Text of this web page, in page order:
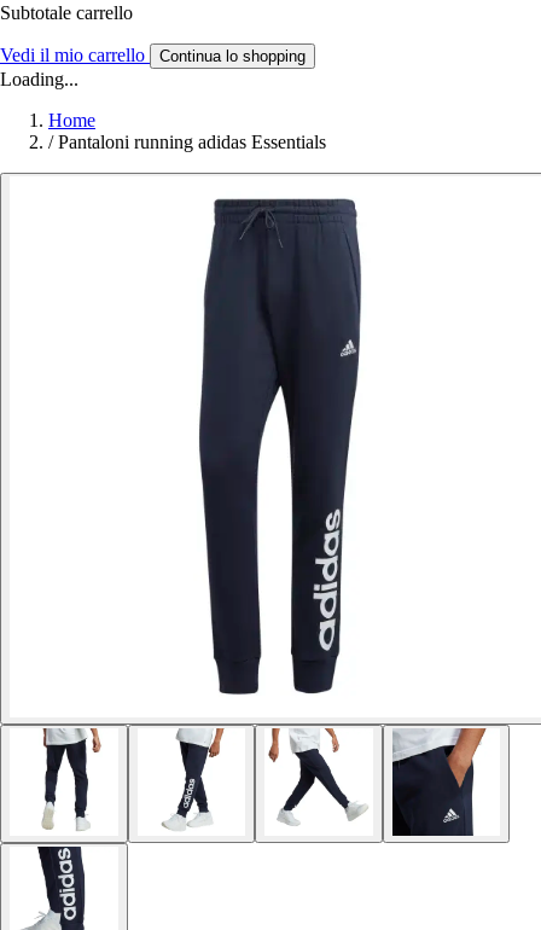
Subtotale carrello
Vedi il mio carrello Continua lo shopping
Loading...
Home
/ Pantaloni running adidas Essentials